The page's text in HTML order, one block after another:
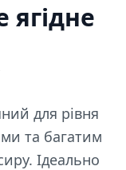
ягідне
для рівня
та багатим
Ідеально